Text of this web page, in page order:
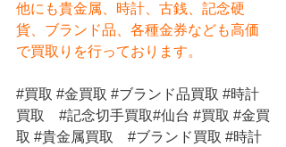
他にも貴金属、時計、古銭、記念硬
貨、ブランド品、各種金券なども高価
で買取りを行っております。
#買取 #金買取 #ブランド品買取 #時計
買取
#記念切手買取#仙台 #買取 #金買
取 #貴金属買取 #ブランド買取 #時計